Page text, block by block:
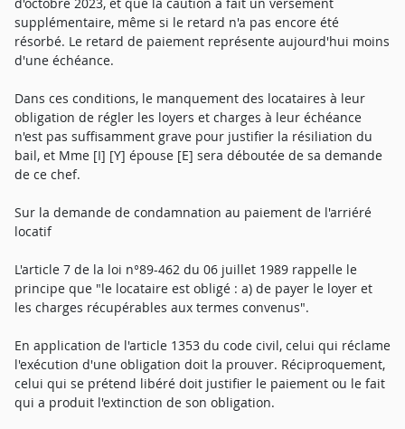
supplémentaire, même si le retard n'a pas encore été
résorbé. Le retard de paiement représente aujourd'hui moins
d'une échéance.
Dans ces conditions, le manquement des locataires à leur
obligation de régler les loyers et charges à leur échéance
n'est pas suffisamment grave pour justifier la résiliation du
bail, et Mme [I] [Y] épouse [E] sera déboutée de sa demande
de ce chef.
Sur la demande de condamnation au paiement de l'arriéré
locatif
L'article 7 de la loi n°89-462 du 06 juillet 1989 rappelle le
principe que "le locataire est obligé : a) de payer le loyer et
les charges récupérables aux termes convenus".
En application de l'article 1353 du code civil, celui qui réclame
l'exécution d'une obligation doit la prouver. Réciproquement,
celui qui se prétend libéré doit justifier le paiement ou le fait
qui a produit l'extinction de son obligation.